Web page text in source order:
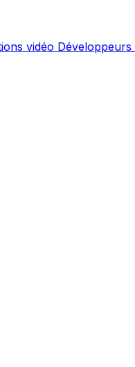
vidéo Développeurs